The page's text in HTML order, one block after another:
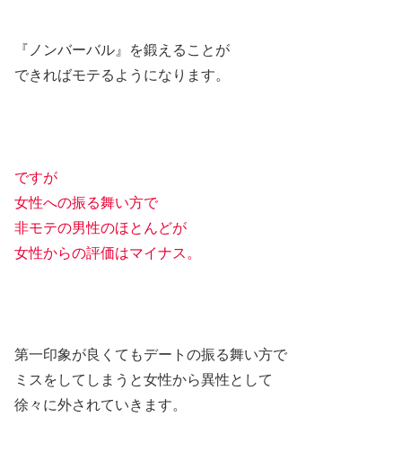
『ノンバーバル』を鍛えることが
できればモテるようになります。
ですが
女性への振る舞い方で
非モテの男性のほとんどが
女性からの評価はマイナス。
第一印象が良くてもデートの振る舞い方で
ミスをしてしまうと女性から異性として
徐々に外されていきます。